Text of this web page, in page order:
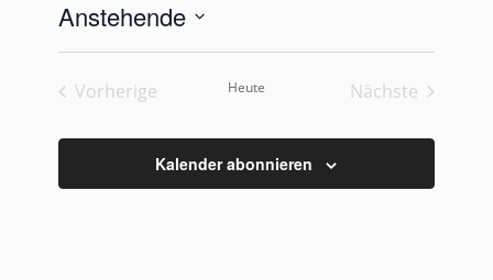
Anstehende
Vorherige
Heute
Nächste
Kalender abonnieren